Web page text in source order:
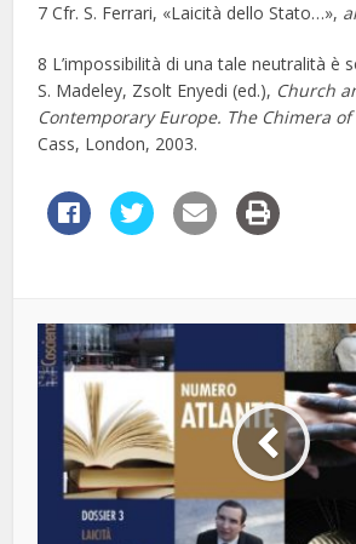
7 Cfr. S. Ferrari, «Laicità dello Stato…»,
8 L’impossibilità di una tale neutralità è
S. Madeley, Zsolt Enyedi (ed.), Church
Contemporary Europe. The Chimera
Cass, London, 2003.